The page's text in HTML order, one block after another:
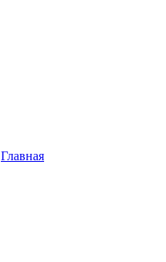
Главная